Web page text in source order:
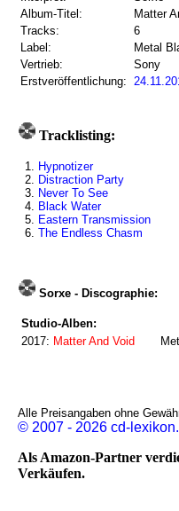
Album-Titel:
Matter
Tracks:
6
Label:
Metal
Vertrieb:
Sony
Erstveröffentlichung:
Tracklisting:
1. Hypnotizer
2. Distraction Party
3. Never To See
4. Black Water
5. Eastern Transmission
6. The Endless Chasm
Sorxe - Discographie:
Studio-Alben:
2017: Matter And Void
Alle Preisangaben ohne
© 2007 - 2026 cd-
Als Amazon-Partner
Verkäufen.